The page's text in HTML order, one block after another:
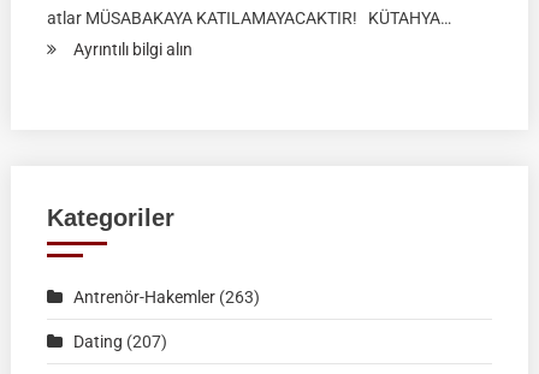
atlar MÜSABAKAYA KATILAMAYACAKTIR! KÜTAHYA…
Ayrıntılı bilgi alın:
02
2026
Kategoriler
Antrenör-Hakemler(263)
Dating (207)